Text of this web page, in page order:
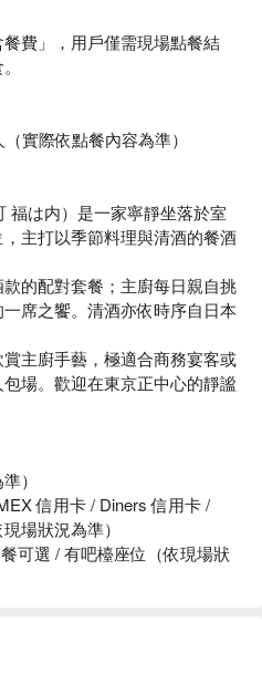
費」，用戶僅需現場點餐結
實際依點餐內容為準）
福は内）是一家寧靜坐落於室
主打以季節料理與清酒的餐酒
的配對套餐；主廚每日親自挑
席之饗。清酒亦依時序自日本
主廚手藝，極適合商務宴客或
場。歡迎在東京正中心的靜謐
）
信用卡 / Diners 信用卡 /
場狀況為準）
可選 / 有吧檯座位（依現場狀